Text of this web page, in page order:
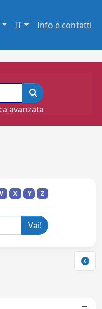
IT Info e contatti
avanzata
X Y Z